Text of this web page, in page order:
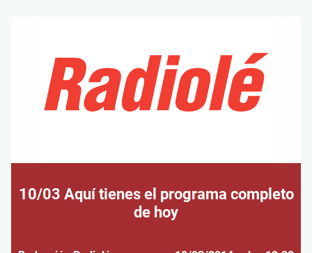
10/03 Aquí tienes el programa completo
de hoy